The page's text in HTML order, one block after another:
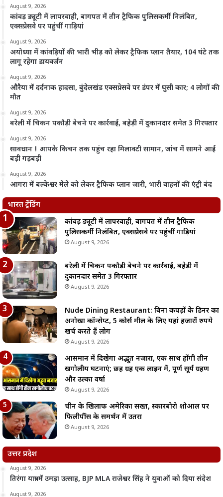
August 9, 2026
कांवड़ ड्यूटी में लापरवाही, बागपत में तीन ट्रैफिक पुलिसकर्मी निलंबित,
एक्सप्रेसवे पर पहुंचीं गाड़ियां
August 9, 2026
अयोध्या में कांवड़ियों की भारी भीड़ को लेकर ट्रैफिक प्लान तैयार, 104 घंटे तक
लागू रहेगा डायवर्जन
August 9, 2026
औरैया में दर्दनाक हादसा, बुंदेलखंड एक्सप्रेसवे पर डंपर में घुसी कार; 4 लोगों की
मौत
August 9, 2026
बरेली में चिकन पकौड़ी बेचने पर कार्रवाई, बहेड़ी में दुकानदार समेत 3 गिरफ्तार
August 9, 2026
सावधान ! आपके किचन तक पहुंच रहा मिलावटी सामान, जांच में सामने आई
बड़ी गड़बड़ी
August 9, 2026
आगरा में बल्केश्वर मेले को लेकर ट्रैफिक प्लान जारी, भारी वाहनों की एंट्री बंद
भारत ट्रेंडिंग
कांवड़ ड्यूटी में लापरवाही, बागपत में तीन ट्रैफिक
पुलिसकर्मी निलंबित, एक्सप्रेसवे पर पहुंचीं गाड़ियां
August 9, 2026
बरेली में चिकन पकौड़ी बेचने पर कार्रवाई, बहेड़ी में
दुकानदार समेत 3 गिरफ्तार
August 9, 2026
Nude Dining Restaurant: बिना कपड़ों के डिनर का
अनोखा कॉन्सेप्ट, 5 कोर्स मील के लिए यहां हजारों रुपये
खर्च करते हैं लोग
August 9, 2026
आसमान में दिखेगा अद्भुत नजारा, एक साथ होंगी तीन
खगोलीय घटनाएं; छह ग्रह एक लाइन में, पूर्ण सूर्य ग्रहण
और उल्का वर्षा
August 9, 2026
चीन के खिलाफ अमेरिका सख्त, स्कारबोरो शोआल पर
फिलीपींस के समर्थन में उतरा
August 9, 2026
उत्तर प्रदेश
August 9, 2026
तिरंगा यात्रा में उमड़ा उत्साह, BJP MLA राजेश्वर सिंह ने युवाओं को दिया संदेश
August 9, 2026